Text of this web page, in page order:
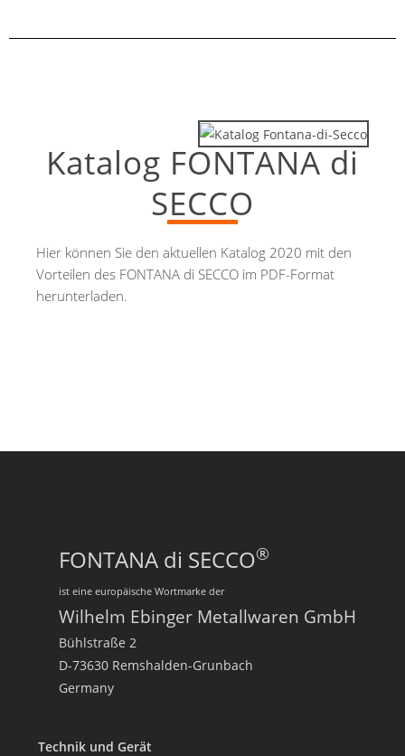
Katalog FONTANA di
SECCO
Hier können Sie den aktuellen Katalog 2020 mit den
Vorteilen des FONTANA di SECCO im PDF-Format
herunterladen.
FONTANA di SECCO®
ist eine europäische Wortmarke der
Wilhelm Ebinger Metallwaren GmbH
Bühlstraße 2
D-73630 Remshalden-Grunbach
Germany
Technik und Gerät